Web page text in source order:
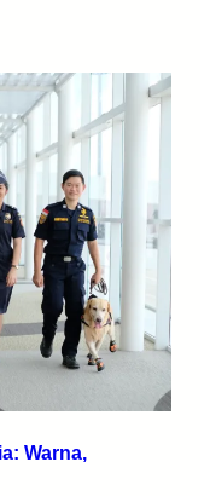
Warna,